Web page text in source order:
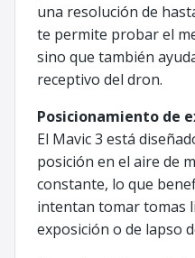
una resolución de
te permite probar el
sino que también
receptivo del dron.
Posicionamiento de
El Mavic 3 está
posición en el aire de
constante, lo que
intentan tomar tomas
exposición o de lapso